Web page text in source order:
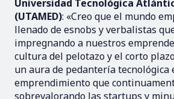
Universidad Tecnológica
(UTAMED): «Creo que el mundo
llenado de esnobs y verbalistas
impregnando a nuestros
cultura del pelotazo y el corto
un aura de pedantería tecnológica
emprendimiento que
sobrevalorando las startups y